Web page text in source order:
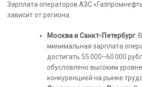
Зарплата операторов АЗС
зависит от региона:
Москва и Санкт-Петербург:
минимальная зарплата
достигать 55 000–60 000
обусловлено высоким
конкуренцией на рынке